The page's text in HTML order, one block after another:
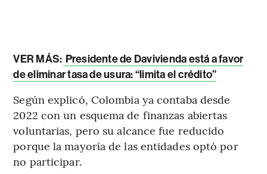
VER MÁS: Presidente de Davivienda está a favor
de eliminar tasa de usura: “limita el crédito”
Según explicó, Colombia ya contaba desde
2022 con un esquema de finanzas abiertas
voluntarias, pero su alcance fue reducido
porque la mayoría de las entidades optó por
no participar.